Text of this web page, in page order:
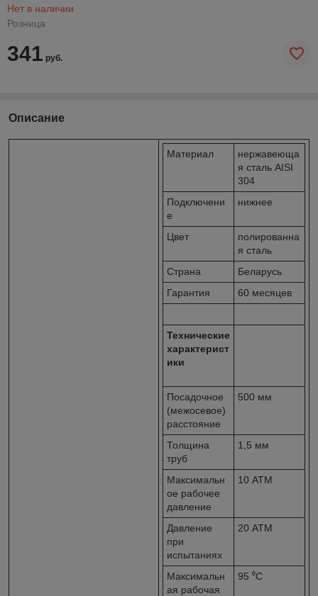
Нет в наличии
Розница
341 руб.
Описание
Материал
нержавеюща
я сталь AISI
304
Подключени
е
нижнее
Цвет
полированна
я сталь
Страна
Беларусь
Гарантия
60 месяцев
Технические
характерист
ики
Посадочное
(межосевое)
расстояние
500 мм
Толщина
труб
1,5 мм
Максимальн
ое рабочее
давление
10 АТМ
Давление
при
испытаниях
20 АТМ
Максимальн
ая рабочая
95 ⁰С